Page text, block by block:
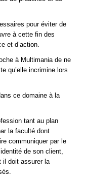
pour éviter de
à cette fin des
et d’action.
à Multimania de ne
qu’elle incrimine lors
ce domaine à la
tant au plan
la faculté dont
communiquer par le
de son client,
il doit assurer la